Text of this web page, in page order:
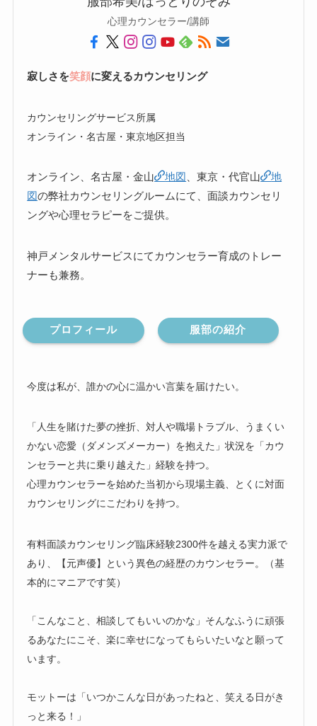
心理カウンセラー/講師
寂しさを笑顔に変えるカウンセリング
カウンセリングサービス所属
オンライン・名古屋・東京地区担当
オンライン、名古屋・金山 地図 、東京・代官山
地
図の弊社カウンセリングルームにて、面談カウンセリ
ングや心理セラピーをご提供。
神戸メンタルサービスにてカウンセラー育成のトレー
ナーも兼務。
プロフィール 服部の紹介
今度は私が、誰かの心に温かい言葉を届けたい。
「人生を賭けた夢の挫折、対人や職場トラブル、うまくい
かない恋愛（ダメンズメーカー）を抱えた」状況を「カウ
ンセラーと共に乗り越えた」経験を持つ。
心理カウンセラーを始めた当初から現場主義、とくに対面
カウンセリングにこだわりを持つ。
有料面談カウンセリング臨床経験2300件を越える実力派で
あり、【元声優】という異色の経歴のカウンセラー。（基
本的にマニアです笑）
「こんなこと、相談してもいいのかな」そんなふうに頑張
るあなたにこそ、楽に幸せになってもらいたいなと願って
います。
モットーは「いつかこんな日があったねと、笑える日がき
っと来る！」